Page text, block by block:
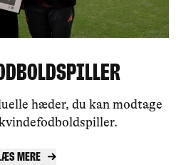
hæder, du kan modtage
mere